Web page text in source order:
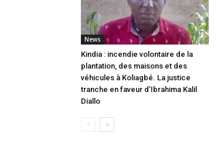
News
Kindia : incendie volontaire de la
plantation, des maisons et des
véhicules à Koliagbé. La justice
tranche en faveur d’Ibrahima Kalil
Diallo